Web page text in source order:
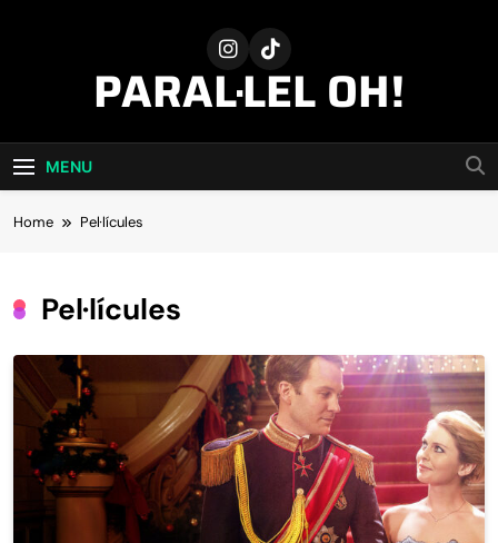
PARAL·LEL OH!
MENU
Home Pel·lícules
Pel·lícules